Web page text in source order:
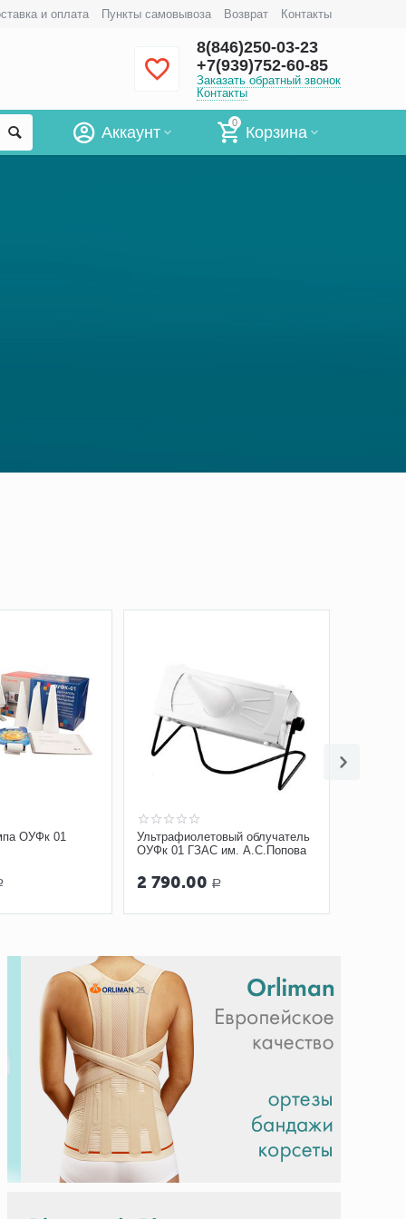
и оплата Пункты самовывоза Возврат Контакты
8(846)250-03-23
+7(939)752-60-85
Заказать обратный звонок
Контакты
0
Корзина
Аккаунт
ОУФк 01
Ультрафиолетовый облучатель
ОУФк 01 ГЗАС им. А.С.Попова
2 790.00 Р